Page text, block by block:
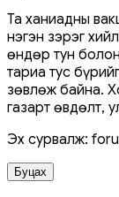
Та ханиадны
нэгэн зэрэг
өндөр тун
тариа тус
зөвлөж байна.
газарт өвдөлт,
Эх сурвалж:
Буцах